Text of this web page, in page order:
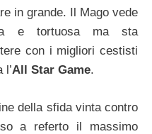
in grande. Il Mago vede
e tortuosa ma sta
con i migliori cestisti
All Star Game.
della sfida vinta contro
a referto il massimo